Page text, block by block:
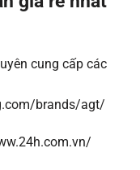
cung cấp các
brands/agt/